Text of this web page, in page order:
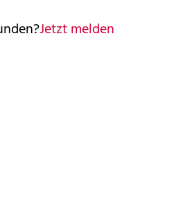
Jetzt melden